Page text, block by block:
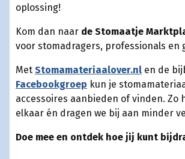
oplossing!
Kom dan naar de Stomaatje
voor stomadragers, professionals en
Met Stomamateriaalover.nl en de
Facebookgroep kun je
accessoires aanbieden of vinden. Zo
elkaar én dragen we bij aan minder
Doe mee en ontdek hoe jij kunt